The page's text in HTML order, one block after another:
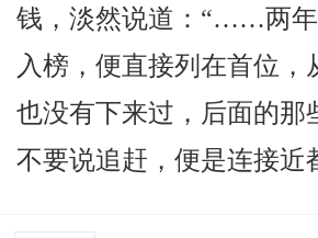
钱，淡然说道：“……两年
入榜，便直接列在首位，
也没有下来过，后面的那
不要说追赶，便是连接近